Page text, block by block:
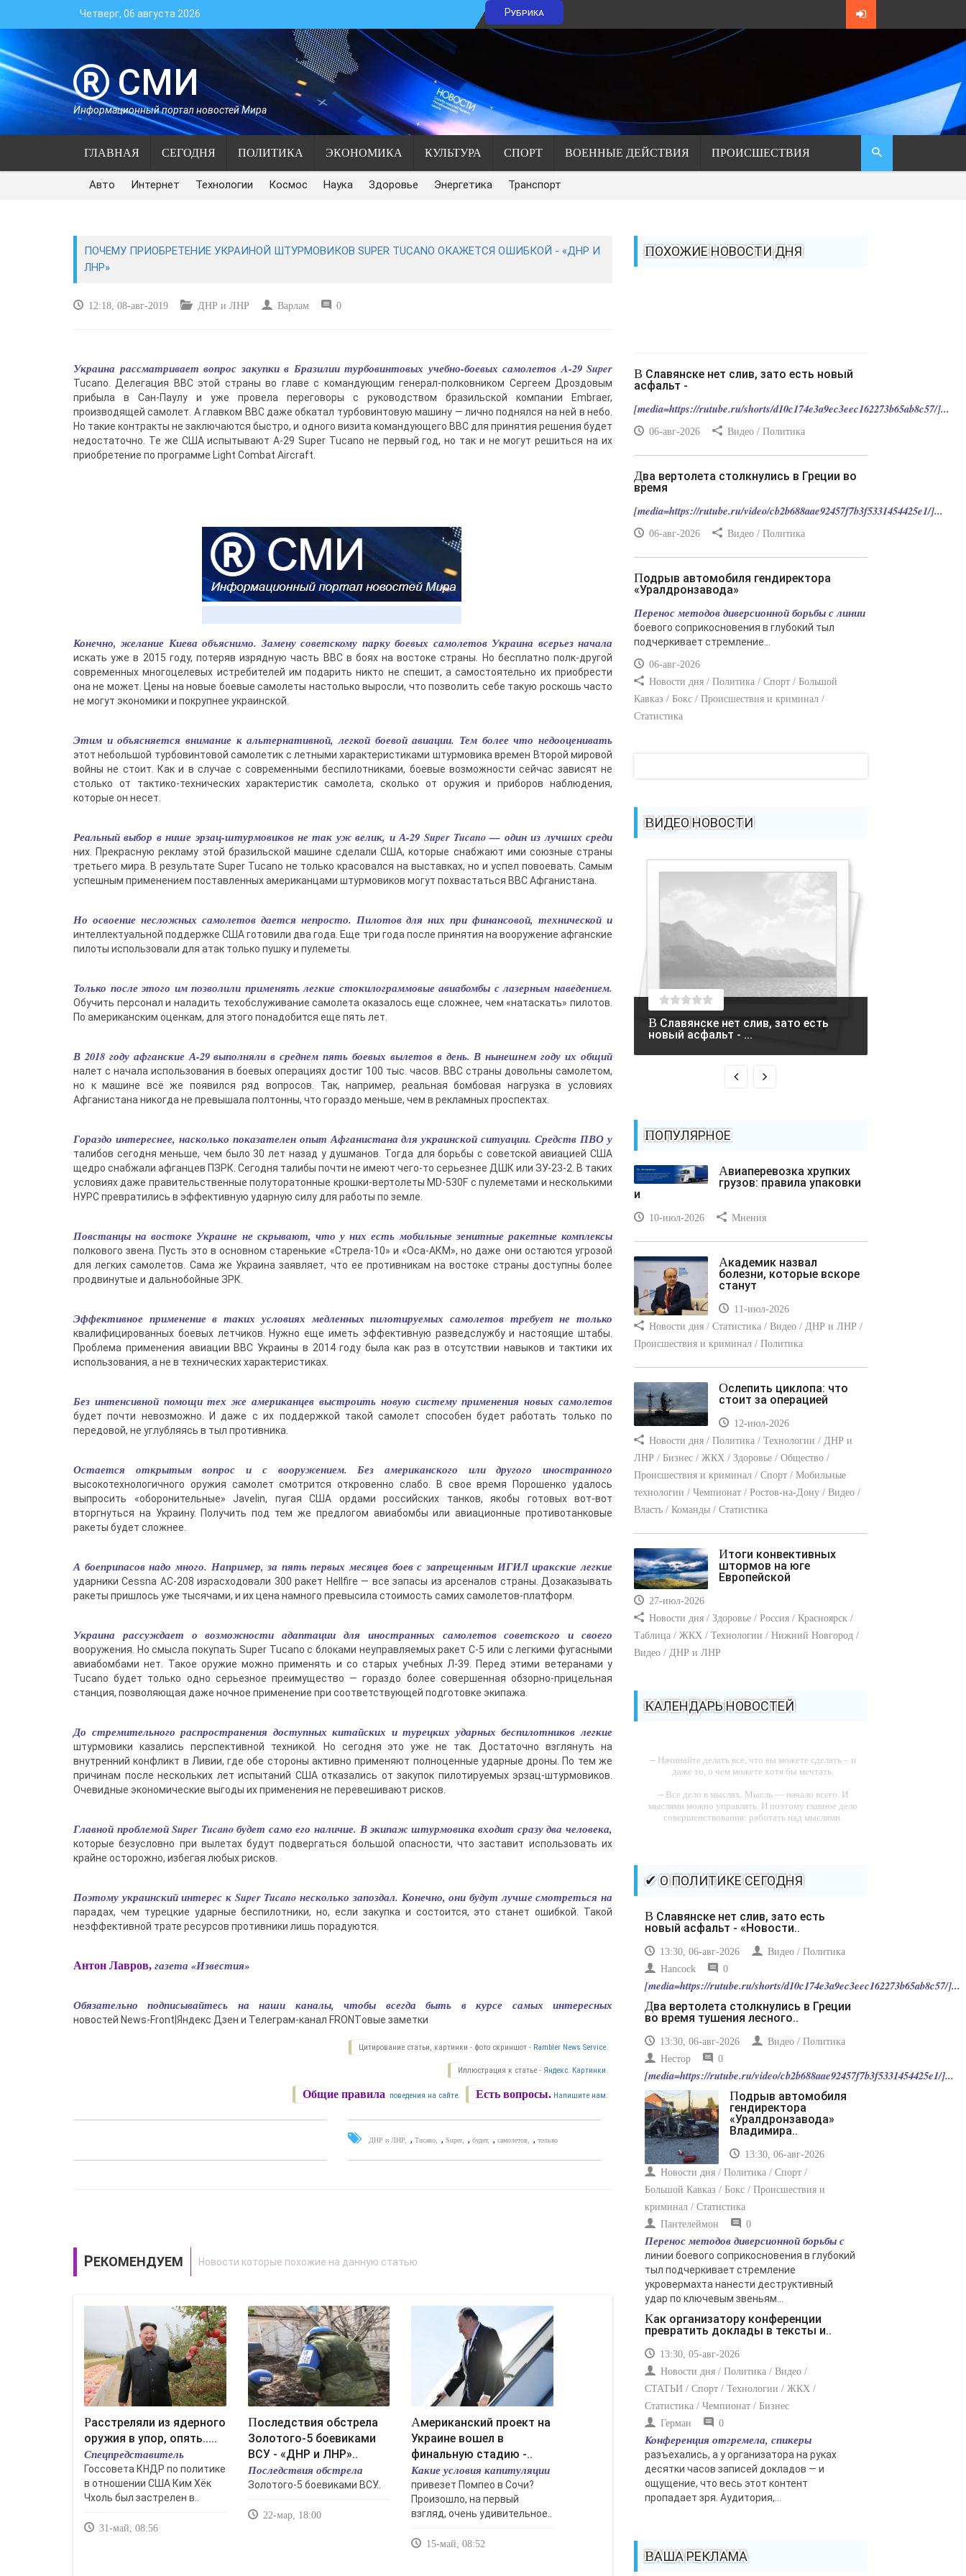
Четверг, 06 августа 2026 Рубрика
СМИ
Информационный портал новостей Мира
ГЛАВНАЯ СЕГОДНЯ ПОЛИТИКА ЭКОНОМИКА КУЛЬТУРА СПОРТ ВОЕННЫЕ ДЕЙСТВИЯ ПРОИСШЕСТВИЯ
Авто Интернет Технологии Космос Наука Здоровье Энергетика Транспорт
ПОЧЕМУ ПРИОБРЕТЕНИЕ УКРАИНОЙ ШТУРМОВИКОВ SUPER TUCANO ОКАЖЕТСЯ ОШИБКОЙ - «ДНР И
ЛНР»
12:18, 08-авг-2019 ДНР и ЛНР Варлам 0
Украина рассматривает вопрос закупки в Бразилии турбовинтовых учебно-боевых самолетов A-29 Super
Tucano. Делегация ВВС этой страны во главе с командующим генерал-полковником Сергеем Дроздовым
прибыла в Сан-Паулу и уже провела переговоры c руководством бразильской компании Embraer,
производящей самолет. А главком ВВС даже обкатал турбовинтовую машину — лично поднялся на ней в небо.
Но такие контракты не заключаются быстро, и одного визита командующего ВВС для принятия решения будет
недостаточно. Те же США испытывают A-29 Super Tucano не первый год, но так и не могут решиться на их
приобретение по программе Light Combat Aircraft.
Конечно, желание Киева объяснимо. Замену советскому парку боевых самолетов Украина всерьез начала
искать уже в 2015 году, потеряв изрядную часть ВВС в боях на востоке страны. Но бесплатно полк-другой
современных многоцелевых истребителей им подарить никто не спешит, а самостоятельно их приобрести
она не может. Цены на новые боевые самолеты настолько выросли, что позволить себе такую роскошь часто
не могут экономики и покрупнее украинской.
Этим и объясняется внимание к альтернативной, легкой боевой авиации. Тем более что недооценивать
этот небольшой турбовинтовой самолетик с летными характеристиками штурмовика времен Второй мировой
войны не стоит. Как и в случае с современными беспилотниками, боевые возможности сейчас зависят не
столько от тактико-технических характеристик самолета, сколько от оружия и приборов наблюдения,
которые он несет.
Реальный выбор в нише эрзац-штурмовиков не так уж велик, и А-29 Super Tucano — один из лучших среди
них. Прекрасную рекламу этой бразильской машине сделали США, которые снабжают ими союзные страны
третьего мира. В результате Super Tucano не только красовался на выставках, но и успел повоевать. Самым
успешным применением поставленных американцами штурмовиков могут похвастаться ВВС Афганистана.
Но освоение несложных самолетов дается непросто. Пилотов для них при финансовой, технической и
интеллектуальной поддержке США готовили два года. Еще три года после принятия на вооружение афганские
пилоты использовали для атак только пушку и пулеметы.
Только после этого им позволили применять легкие стокилограммовые авиабомбы с лазерным наведением.
Обучить персонал и наладить техобслуживание самолета оказалось еще сложнее, чем «натаскать» пилотов.
По американским оценкам, для этого понадобится еще пять лет.
В 2018 году афганские А-29 выполняли в среднем пять боевых вылетов в день. В нынешнем году их общий
налет с начала использования в боевых операциях достиг 100 тыс. часов. ВВС страны довольны самолетом,
но к машине всё же появился ряд вопросов. Так, например, реальная бомбовая нагрузка в условиях
Афганистана никогда не превышала полтонны, что гораздо меньше, чем в рекламных проспектах.
Гораздо интереснее, насколько показателен опыт Афганистана для украинской ситуации. Средств ПВО у
талибов сегодня меньше, чем было 30 лет назад у душманов. Тогда для борьбы с советской авиацией США
щедро снабжали афганцев ПЗРК. Сегодня талибы почти не имеют чего-то серьезнее ДШК или ЗУ-23-2. В таких
условиях даже правительственные полуторатонные крошки-вертолеты MD-530F с пулеметами и несколькими
НУРС превратились в эффективную ударную силу для работы по земле.
Повстанцы на востоке Украине не скрывают, что у них есть мобильные зенитные ракетные комплексы
полкового звена. Пусть это в основном старенькие «Стрела-10» и «Оса-АКМ», но даже они остаются угрозой
для легких самолетов. Сама же Украина заявляет, что ее противникам на востоке страны доступны более
продвинутые и дальнобойные ЗРК.
Эффективное применение в таких условиях медленных пилотируемых самолетов требует не только
квалифицированных боевых летчиков. Нужно еще иметь эффективную разведслужбу и настоящие штабы.
Проблема применения авиации ВВС Украины в 2014 году была как раз в отсутствии навыков и тактики их
использования, а не в технических характеристиках.
Без интенсивной помощи тех же американцев выстроить новую систему применения новых самолетов
будет почти невозможно. И даже с их поддержкой такой самолет способен будет работать только по
передовой, не углубляясь в тыл противника.
Остается открытым вопрос и с вооружением. Без американского или другого иностранного
высокотехнологичного оружия самолет смотрится откровенно слабо. В свое время Порошенко удалось
выпросить «оборонительные» Javelin, пугая США ордами российских танков, якобы готовых вот-вот
вторгнуться на Украину. Получить под тем же предлогом авиабомбы или авиационные противотанковые
ракеты будет сложнее.
А боеприпасов надо много. Например, за пять первых месяцев боев с запрещенным ИГИЛ иракские легкие
ударники Cessna AC-208 израсходовали 300 ракет Hellfire — все запасы из арсеналов страны. Дозаказывать
ракеты пришлось уже тысячами, и их цена намного превысила стоимость самих самолетов-платформ.
Украина рассуждает о возможности адаптации для иностранных самолетов советского и своего
вооружения. Но смысла покупать Super Tucano с блоками неуправляемых ракет С-5 или с легкими фугасными
авиабомбами нет. Такое оружие можно применять и со старых учебных Л-39. Перед этими ветеранами у
Tucano будет только одно серьезное преимущество — гораздо более совершенная обзорно-прицельная
станция, позволяющая даже ночное применение при соответствующей подготовке экипажа.
До стремительного распространения доступных китайских и турецких ударных беспилотников легкие
штурмовики казались перспективной техникой. Но сегодня это уже не так. Достаточно взглянуть на
внутренний конфликт в Ливии, где обе стороны активно применяют полноценные ударные дроны. По тем же
причинам после нескольких лет испытаний США отказались от закупок пилотируемых эрзац-штурмовиков.
Очевидные экономические выгоды их применения не перевешивают рисков.
Главной проблемой Super Tucano будет само его наличие. В экипаж штурмовика входит сразу два человека,
которые безусловно при вылетах будут подвергаться большой опасности, что заставит использовать их
крайне осторожно, избегая любых рисков.
Поэтому украинский интерес к Super Tucano несколько запоздал. Конечно, они будут лучше смотреться на
парадах, чем турецкие ударные беспилотники, но, если закупка и состоится, это станет ошибкой. Такой
неэффективной трате ресурсов противники лишь порадуются.
Антон Лавров, газета «Известия»
Обязательно подписывайтесь на наши каналы, чтобы всегда быть в курсе самых интересных
новостей News-Front|Яндекс Дзен и Телеграм-канал FRONTовые заметки
Цитирование статьи, картинки - фото скриншот - Rambler News Service.
Иллюстрация к статье - Яндекс. Картинки.
Есть вопросы. Напишите нам.
Общие правила поведения на сайте.
ДНР и ЛНР ,Tucano ,Super ,будет ,самолетов ,только
РЕКОМЕНДУЕМ
Расстреляли из ядерного
оружия в упор, опять.....
Спецпредставитель
Госсовета КНДР по политике
в отношении США Ким Хёк
Чхоль был застрелен в..
31-май, 08:56
Последствия обстрела
Золотого-5 боевиками
ВСУ - «ДНР и ЛНР»..
Последствия обстрела
Золотого-5 боевиками ВСУ..
22-мар, 18:00
Американский проект на
Украине вошел в
финальную стадию -..
Какие условия капитуляции
привезет Помпео в Сочи?
Произошло, на первый
взгляд, очень удивительное..
15-май, 08:52
ПОХОЖИЕ НОВОСТИ ДНЯ
В Славянске нет слив, зато есть новый
асфальт -
[media=https://rutube.ru/shorts/d10c174e3a9ec3eec162273b65ab8c57/]...
06-авг-2026 Видео / Политика
Два вертолета столкнулись в Греции во
время
[media=https://rutube.ru/video/cb2b688aae92457f7b3f5331454425e1/]...
06-авг-2026 Видео / Политика
Подрыв автомобиля гендиректора
«Уралдронзавода»
Перенос методов диверсионной борьбы с линии
боевого соприкосновения в глубокий тыл
подчеркивает стремление...
06-авг-2026
Новости дня / Политика / Спорт / Большой
Кавказ / Бокс / Происшествия и криминал /
Статистика
ВИДЕО НОВОСТИ
В Славянске нет слив, зато есть
новый асфальт - ...
ПОПУЛЯРНОЕ
Авиаперевозка хрупких
грузов: правила упаковки
и
10-июл-2026 Мнения
Академик назвал
болезни, которые вскоре
станут
11-июл-2026
Новости дня / Статистика / Видео / ДНР и ЛНР /
Происшествия и криминал / Политика
Ослепить циклопа: что
стоит за операцией
12-июл-2026
Новости дня / Политика / Технологии / ДНР и
ЛНР / Бизнес / ЖКХ / Здоровье / Общество /
Происшествия и криминал / Спорт / Мобильные
технологии / Чемпионат / Ростов-на-Дону / Видео /
Власть / Команды / Статистика
Итоги конвективных
штормов на юге
Европейской
27-июл-2026
Новости дня / Здоровье / Россия / Красноярск /
Таблица / ЖКХ / Технологии / Нижний Новгород /
Видео / ДНР и ЛНР
КАЛЕНДАРЬ НОВОСТЕЙ
-- Начинайте делать все, что вы можете сделать – и
даже то, о чем можете хотя бы мечтать.
-- Все дело в мыслях. Мысль — начало всего. И
мыслями можно управлять. И поэтому главное дело
совершенствования: работать над мыслями.
-- Самое большое богатство — это ум. Самая большая
нищета — глупость. Из всех страхов самый пугающий
-- Лучшее, что можно сделать с хорошим советом, это
пропустить его мимо ушей. Он никогда не бывает
полезен никому, кроме того, кто его дал.
-- Люблю давать советы и очень не люблю, когда их
✔ О ПОЛИТИКЕ СЕГОДНЯ
В Славянске нет слив, зато есть
новый асфальт - «Новости..
13:30, 06-авг-2026
Видео / Политика
Hancock
0
[media=https://rutube.ru/shorts/d10c174e3a9ec3eec162273b65ab8c57/]...
Два вертолета столкнулись в Греции
во время тушения лесного..
13:30, 06-авг-2026
Видео / Политика
Нестор
0
[media=https://rutube.ru/video/cb2b688aae92457f7b3f5331454425e1/]...
Подрыв автомобиля
гендиректора
«Уралдронзавода»
Владимира..
13:30, 06-авг-2026
Новости дня / Политика / Спорт /
Большой Кавказ / Бокс / Происшествия и
криминал / Статистика
Пантелеймон
0
Перенос методов диверсионной борьбы с
линии боевого соприкосновения в глубокий
тыл подчеркивает стремление
укровермахта нанести деструктивный
удар по ключевым звеньям...
Как организатору конференции
превратить доклады в тексты и..
13:30, 05-авг-2026
Новости дня / Политика / Видео /
СТАТЬИ / Спорт / Технологии / ЖКХ /
Статистика / Чемпионат / Бизнес
Герман
0
Конференция отгремела, спикеры
разъехались, а у организатора на руках
десятки часов записей докладов — и
ощущение, что весь этот контент
пропадает зря. Аудитория,...
ВАША РЕКЛАМА